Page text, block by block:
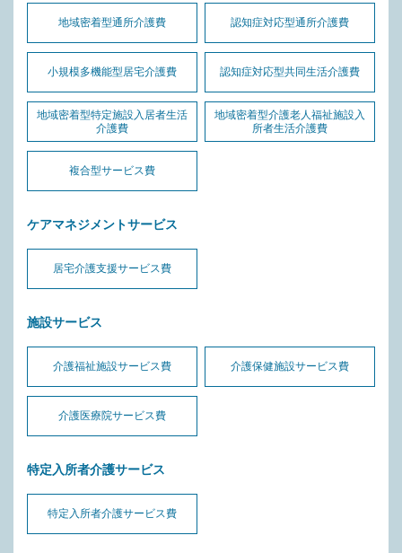
地域密着型通所介護費 認知症対応型通所介護費
小規模多機能型居宅介護費 認知症対応型共同生活介護費
地域密着型特定施設入居者生活
介護費
地域密着型介護老人福祉施設入
所者生活介護費
複合型サービス費
ケアマネジメントサービス
居宅介護支援サービス費
施設サービス
介護福祉施設サービス費 介護保健施設サービス費
介護医療院サービス費
特定入所者介護サービス
特定入所者介護サービス費